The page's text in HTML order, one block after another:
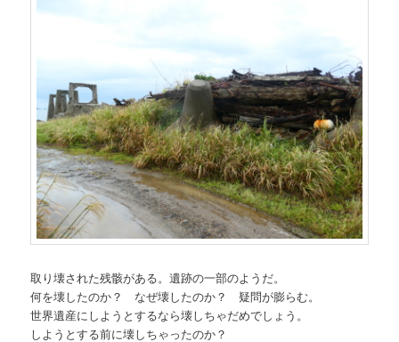
取り壊された残骸がある。遺跡の一部のようだ。
何を壊したのか？ なぜ壊したのか？ 疑問が膨らむ。
世界遺産にしようとするなら壊しちゃだめでしょう。
しようとする前に壊しちゃったのか？